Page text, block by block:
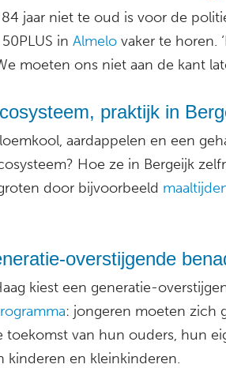
jaar niet te oud is voor de
in Almelo vaker te horen.
moeten ons niet aan de kant
praktijk in
aardappelen en een
Hoe ze in Bergeijk
door bijvoorbeeld
overstijgende
kiest een generatie-
: jongeren moeten zich
toekomst van hun ouders, hun
kinderen en kleinkinderen.